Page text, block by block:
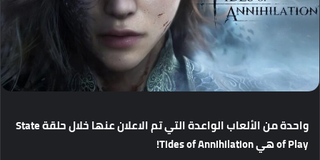
واحدةمنالألعابالواعدةالتيتمالاعلانعنهاخلالحلقةState
of PlayهيTides of Annihilation!